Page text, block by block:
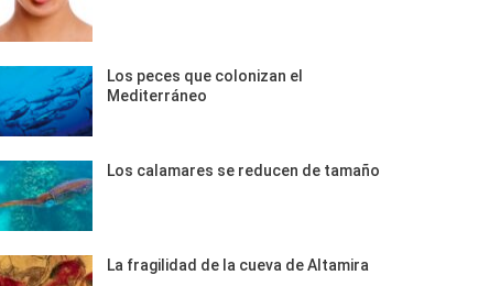
Los peces que colonizan el
Mediterráneo
Los calamares se reducen de tamaño
La fragilidad de la cueva de Altamira